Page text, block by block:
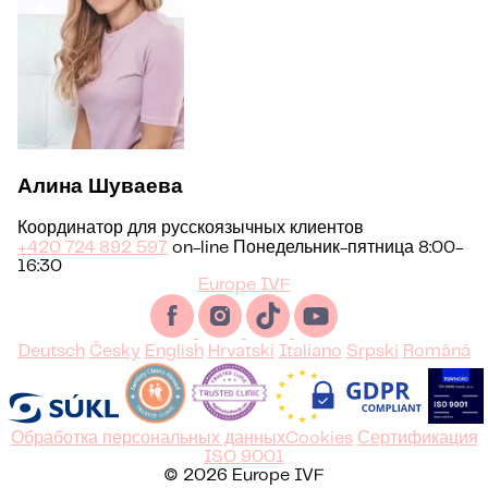
Алина Шуваева
Координатор для русскоязычных клиентов
+420 724 892 597 on-line Понедельник-пятница 8:00-
16:30
Europe IVF
Deutsch Česky English Hrvatski Italiano Srpski Română
Обработка персональных данныхCookies Сертификация
ISO 9001
© 2026 Europe IVF